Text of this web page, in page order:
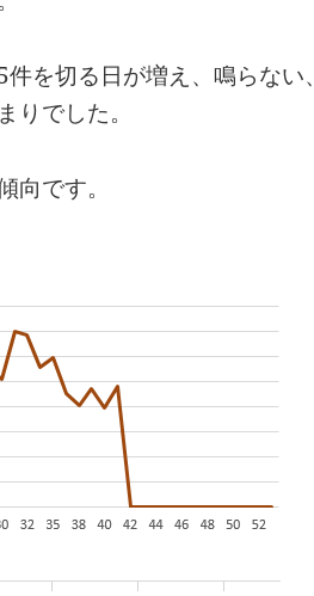
を切る日が増え、鳴らない、
でした。
です。